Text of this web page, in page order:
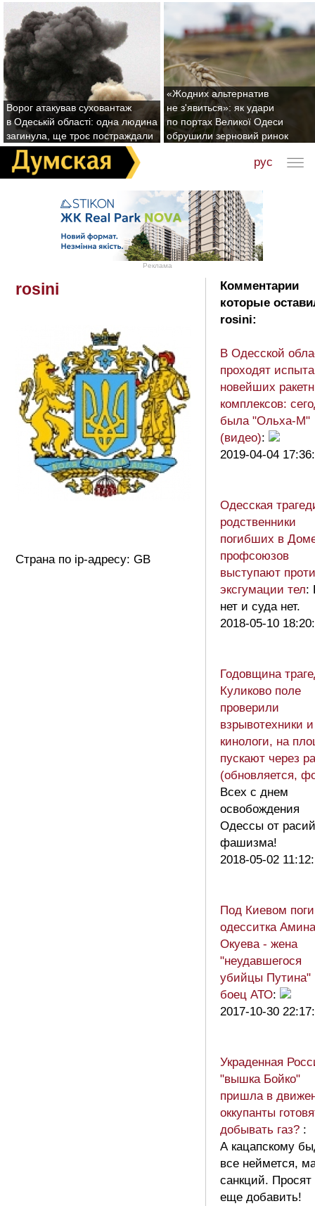
Ворог атакував суховантаж
в Одеській області: одна людина
загинула, ще троє постраждали
«Жодних альтернатив
не з'явиться»: як удари
по портах Великої Одеси
обрушили зерновий ринок
рус
Реклама
rosini
Страна по ip-адресу: GB
Комментарии
которые
rosini:
В Одесской
проходят
новейших
комплексов:
была "Ольха-М"
(видео):
2019-04-04
Одесская
родственники
погибших в
профсоюзов
выступают
эксгумации тел:
нет и суда нет.
2018-05-10
Годовщина
Куликово поле
проверили
взрывотехники и
кинологи, на
пускают через
(обновляется,
Всех с днем
освобождения
Одессы от
фашизма!
2018-05-02
Под Киевом
одесситка Амина
Окуева - жена
"неудавшегося
убийцы Путина"
боец АТО:
2017-10-30
Украденная
"вышка Бойко"
пришла в
оккупанты
добывать газ? :
А кацапскому
все неймется,
санкций. Просят
еще добавить!